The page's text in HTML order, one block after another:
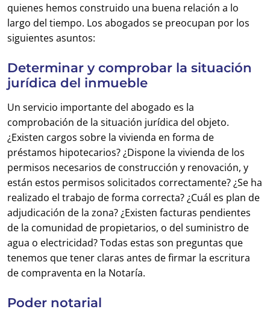
quienes hemos construido una buena relación a lo
largo del tiempo. Los abogados se preocupan por los
siguientes asuntos:
Determinar y comprobar la situación
jurídica del inmueble
Un servicio importante del abogado es la
comprobación de la situación jurídica del objeto.
¿Existen cargos sobre la vivienda en forma de
préstamos hipotecarios? ¿Dispone la vivienda de los
permisos necesarios de construcción y renovación, y
están estos permisos solicitados correctamente? ¿Se ha
realizado el trabajo de forma correcta? ¿Cuál es plan de
adjudicación de la zona? ¿Existen facturas pendientes
de la comunidad de propietarios, o del suministro de
agua o electricidad? Todas estas son preguntas que
tenemos que tener claras antes de firmar la escritura
de compraventa en la Notaría.
Poder notarial